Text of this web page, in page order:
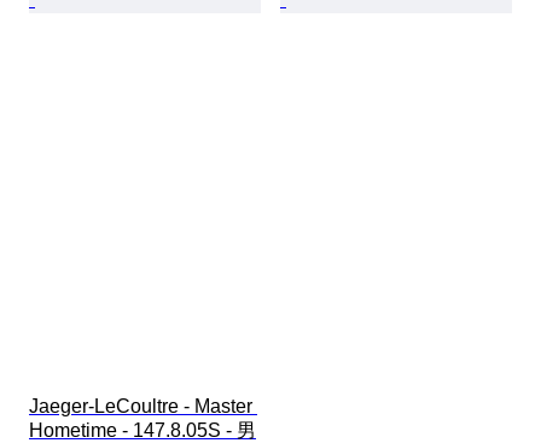
Jaeger-LeCoultre - Master
Hometime - 147.8.05S - 男